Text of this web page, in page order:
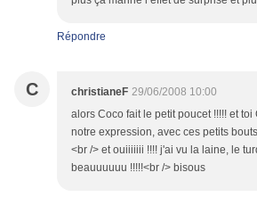
Répondre
C christianeF 29/06/2008 10:00
alors Coco fait le petit poucet !!!!! et
notre expression, avec ces petits
<br /> et ouiiiiiii !!!! j'ai vu la laine, le
beauuuuuu !!!!!<br /> bisous